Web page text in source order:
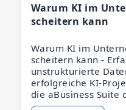
Warum KI im
scheitern kann
Warum KI im
scheitern kann -
unstrukturierte
erfolgreiche KI-
die aBusiness Suite